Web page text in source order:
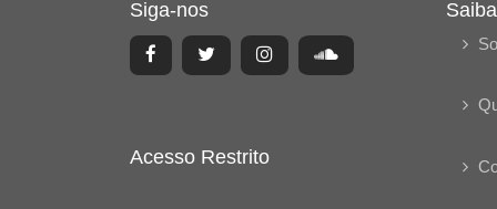
Siga-nos
Acesso Restrito